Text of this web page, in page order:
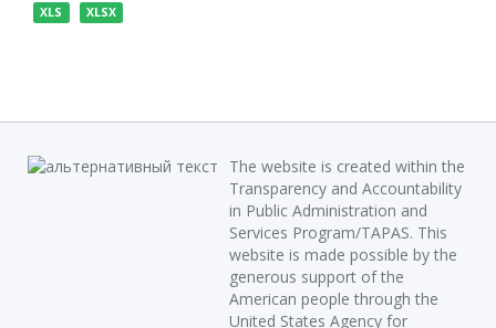
XLS XLSX
The website is created within the
Transparency and Accountability
in Public Administration and
Services Program/TAPAS. This
website is made possible by the
generous support of the
American people through the
United States Agency for